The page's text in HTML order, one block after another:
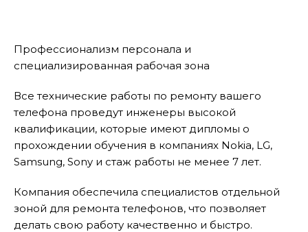
Профессионализм персонала и
специализированная рабочая зона
Все технические работы по ремонту вашего
телефона проведут инженеры высокой
квалификации, которые имеют дипломы о
прохождении обучения в компаниях Nokia, LG,
Samsung, Sony и стаж работы не менее 7 лет.
Компания обеспечила специалистов отдельной
зоной для ремонта телефонов, что позволяет
делать свою работу качественно и быстро.